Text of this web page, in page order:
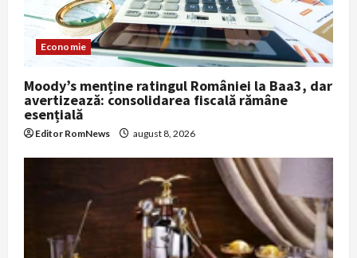
Economie
Moody’s menține ratingul României la Baa3, dar
avertizează: consolidarea fiscală rămâne
esențială
Editor RomNews august 8, 2026